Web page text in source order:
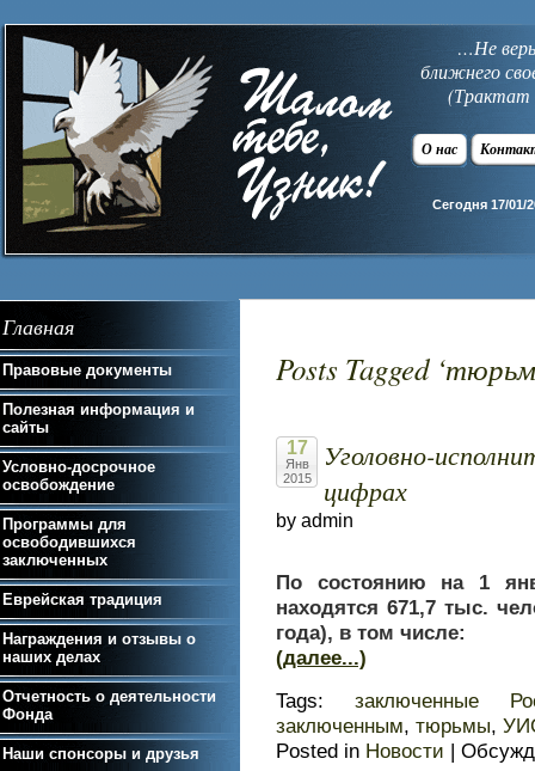
…Не
ближнего
(Трактат
О нас
Сегодня 17/01/
Posts Tagged
17
Янв
2015
Уголовно-
цифрах
by admin
По состоянию на 1
находятся 671,7 тыс.
года), в том числе:
(далее...)
Tags:заключенные
заключенным, тюрьмы,
Posted in Новости |
Главная
Правовые документы
Полезная информация и
сайты
Условно-досрочное
освобождение
Программы для
освободившихся
заключенных
Еврейская традиция
Награждения и отзывы о
наших делах
Отчетность о деятельности
Фонда
Наши спонсоры и друзья